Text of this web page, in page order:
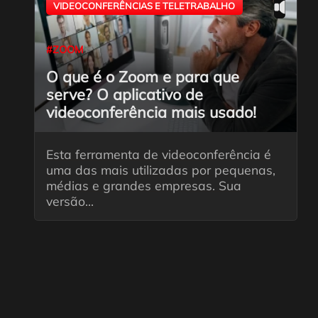
VIDEOCONFERÊNCIAS E TELETRABALHO
#ZOOM
O que é o Zoom e para que
serve? O aplicativo de
videoconferência mais usado!
Esta ferramenta de videoconferência é
uma das mais utilizadas por pequenas,
médias e grandes empresas. Sua
versão...